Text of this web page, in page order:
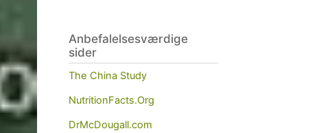
Anbefalelsesværdige
sider
The China Study
NutritionFacts.Org
DrMcDougall.com